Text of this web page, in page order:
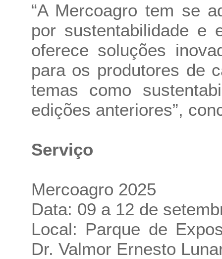
“A Mercoagro tem se
por sustentabilidade e
oferece soluções
para os produtores de
temas como
edições anteriores”,
Serviço
Mercoagro 2025
Data: 09 a 12 de
Local: Parque de
Dr. Valmor Ernesto